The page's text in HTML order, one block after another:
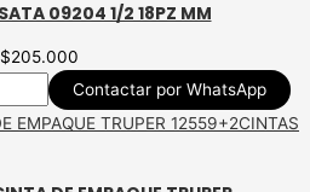
09204 1/2 18PZ MM
$205.000
Contactar por WhatsApp